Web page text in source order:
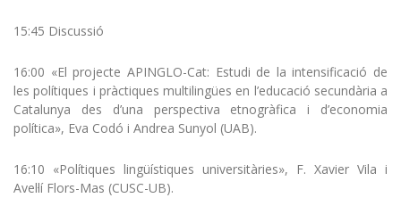
15:45 Discussió
16:00 «El projecte APINGLO-Cat: Estudi de la intensificació de
les polítiques i pràctiques multilingües en l’educació secundària a
Catalunya des d’una perspectiva etnogràfica i d’economia
política», Eva Codó i Andrea Sunyol (UAB).
16:10 «Polítiques lingüístiques universitàries», F. Xavier Vila i
Avel·lí Flors-Mas (CUSC-UB).